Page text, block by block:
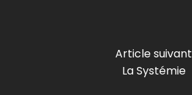
Article suivant
La Systémie